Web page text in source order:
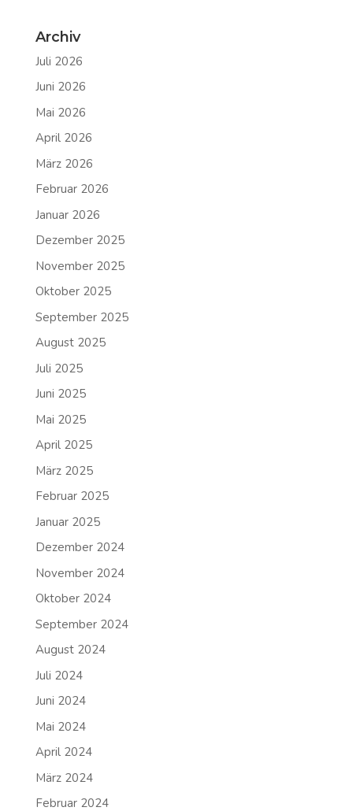
Archiv
Juli 2026
Juni 2026
Mai 2026
April 2026
März 2026
Februar 2026
Januar 2026
Dezember 2025
November 2025
Oktober 2025
September 2025
August 2025
Juli 2025
Juni 2025
Mai 2025
April 2025
März 2025
Februar 2025
Januar 2025
Dezember 2024
November 2024
Oktober 2024
September 2024
August 2024
Juli 2024
Juni 2024
Mai 2024
April 2024
März 2024
Februar 2024